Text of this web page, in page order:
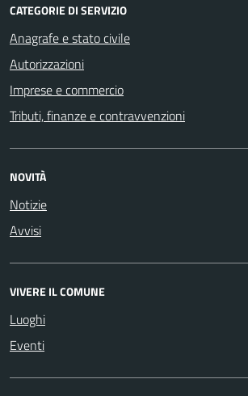
CATEGORIE DI SERVIZIO
Anagrafe e stato civile
Autorizzazioni
Imprese e commercio
Tributi, finanze e contravvenzioni
NOVITÀ
Notizie
Avvisi
VIVERE IL COMUNE
Luoghi
Eventi